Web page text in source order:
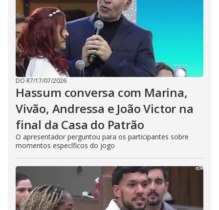
DO R7/17/07/2026
Hassum conversa com Marina,
Vivão, Andressa e João Victor na
final da Casa do Patrão
O apresentador perguntou para os participantes sobre
momentos específicos do jogo